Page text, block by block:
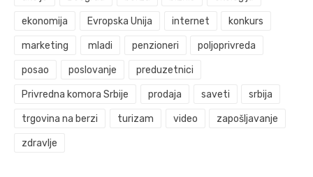
ekonomija Evropska Unija internet konkurs
marketing mladi penzioneri poljoprivreda
posao poslovanje preduzetnici
Privredna komora Srbije prodaja saveti srbija
trgovina na berzi turizam video zapošljavanje
zdravlje